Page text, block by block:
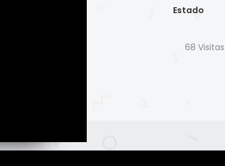
Estado
68 Visitas